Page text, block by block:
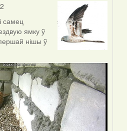
самец
ямку ў
нішы ў